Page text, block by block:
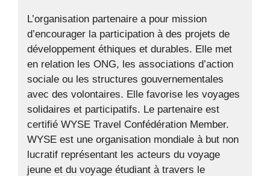
L’organisation partenaire a pour mission
d’encourager la participation à des projets de
développement éthiques et durables. Elle met
en relation les ONG, les associations d’action
sociale ou les structures gouvernementales
avec des volontaires. Elle favorise les voyages
solidaires et participatifs. Le partenaire est
certifié WYSE Travel Confédération Member.
WYSE est une organisation mondiale à but non
lucratif représentant les acteurs du voyage
jeune et du voyage étudiant à travers le